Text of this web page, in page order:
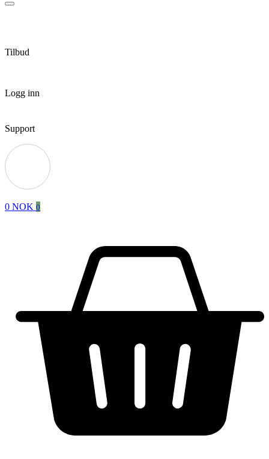
Tilbud
Logg inn
Support
0 NOK 0